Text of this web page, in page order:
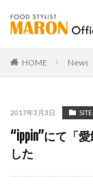
HOME News
2017年3月3日 SITE
“ippin”にて「
した